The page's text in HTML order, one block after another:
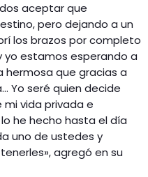
aceptar que
pero dejando a un
los brazos por completo
yo estamos esperando a
hermosa que gracias a
Yo seré quien decide
vida privada e
he hecho hasta el día
uno de ustedes y
agregó en su